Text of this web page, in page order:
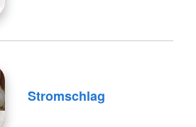
Stromschlag